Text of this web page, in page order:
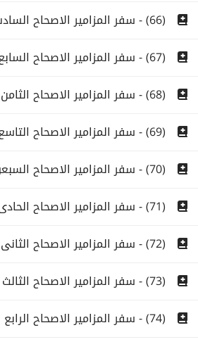
(66) - سفر المزامير الاصحاح السادس والستون
(67) - سفر المزامير الاصحاح السابع والستون
(68) - سفر المزامير الاصحاح الثامن والستون
(69) - سفر المزامير الاصحاح التاسع والستون
(70) - سفر المزامير الاصحاح السبعون
(71) - سفر المزامير الاصحاح الحادى والسبعون
(72) - سفر المزامير الاصحاح الثانى والسبعون
(73) - سفر المزامير الاصحاح الثالث والسبعون
(74) - سفر المزامير الاصحاح الرابع والسبعون